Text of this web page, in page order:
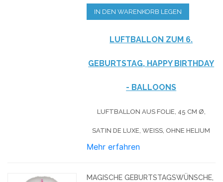
IN DEN WARENKORB LEGEN
LUFTBALLON ZUM 6.
GEBURTSTAG, HAPPY BIRTHDAY
- BALLOONS
LUFTBALLON AUS FOLIE, 45 CM Ø,
SATIN DE LUXE, WEISS, OHNE HELIUM
Mehr erfahren
MAGISCHE GEBURTSTAGSWÜNSCHE,